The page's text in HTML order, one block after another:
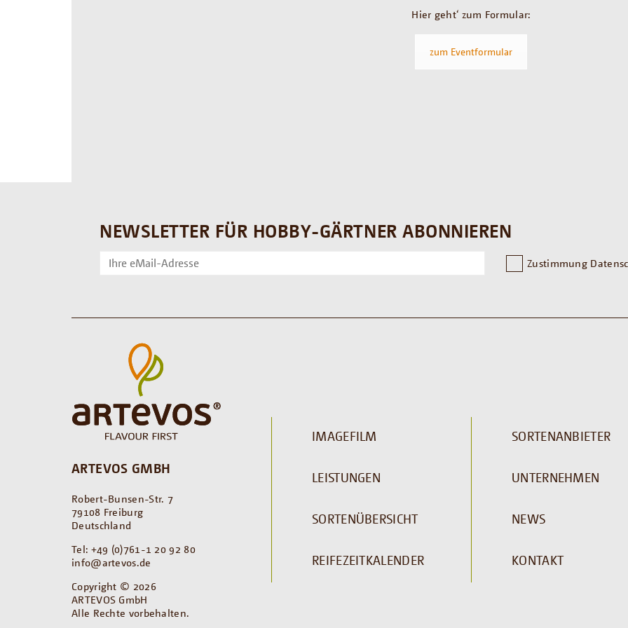
Hier geht‘ zum Formular:
zum Eventformular
NEWSLETTER FÜR HOBBY-GÄRTNER ABONNIEREN
Zustimmung
ARTEVOS GMBH
Robert-Bunsen-Str. 7
79108 Freiburg
Deutschland
Tel: +49 (0)761-1 20 92 80
info@artevos.de
Copyright © 2026
ARTEVOS GmbH
Alle Rechte vorbehalten.
IMAGEFILM
LEISTUNGEN
SORTENÜBERSICHT
REIFEZEITKALENDER
SORTENANBIETER
UNTERNEHMEN
NEWS
KONTAKT